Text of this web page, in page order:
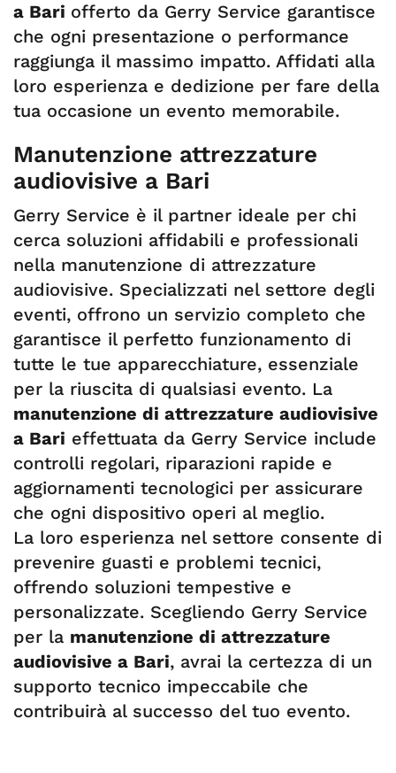
a Bari offerto da Gerry Service garantisce
che ogni presentazione o performance
raggiunga il massimo impatto. Affidati alla
loro esperienza e dedizione per fare della
tua occasione un evento memorabile.
Manutenzione attrezzature
audiovisive a Bari
Gerry Service è il partner ideale per chi
cerca soluzioni affidabili e professionali
nella manutenzione di attrezzature
audiovisive. Specializzati nel settore degli
eventi, offrono un servizio completo che
garantisce il perfetto funzionamento di
tutte le tue apparecchiature, essenziale
per la riuscita di qualsiasi evento. La
manutenzione di attrezzature audiovisive
a Bari effettuata da Gerry Service include
controlli regolari, riparazioni rapide e
aggiornamenti tecnologici per assicurare
che ogni dispositivo operi al meglio.
La loro esperienza nel settore consente di
prevenire guasti e problemi tecnici,
offrendo soluzioni tempestive e
personalizzate. Scegliendo Gerry Service
per la manutenzione di attrezzature
audiovisive a Bari, avrai la certezza di un
supporto tecnico impeccabile che
contribuirà al successo del tuo evento.